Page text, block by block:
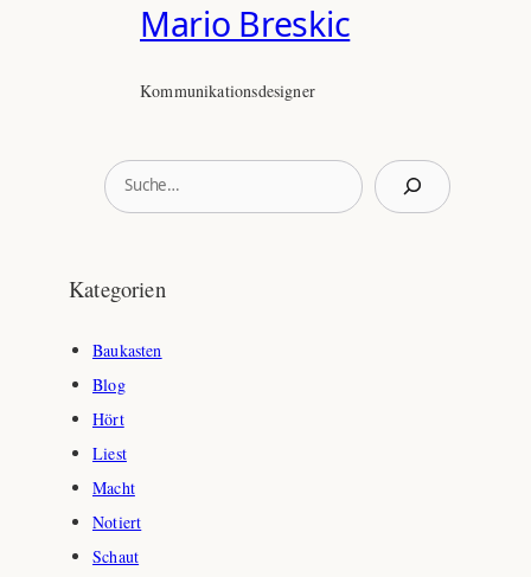
Mario Breskic
Kommunikationsdesigner
S
u
e
Kategorien
Baukasten
Blog
Hört
Liest
Macht
Notiert
Schaut